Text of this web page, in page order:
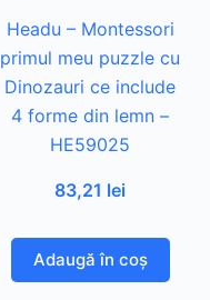
Headu – Montessori
primul meu puzzle cu
Dinozauri ce include
4 forme din lemn –
HE59025
83,21 lei
Adaugă în coș